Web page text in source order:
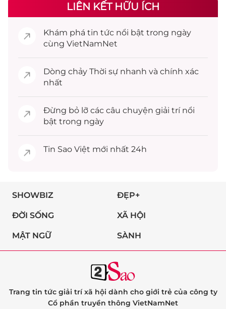
LIÊN KẾT HỮU ÍCH
Khám phá tin tức nổi bật trong ngày
cùng VietNamNet
Dòng chảy Thời sự nhanh và chính xác
nhất
Đừng bỏ lỡ các câu chuyện giải trínổi
bật trong ngày
Tin Sao Việt mới nhất 24h
SHOWBIZ ĐẸP+
ĐỜI SỐNG XÃ HỘI
MẬT NGỮ SÀNH
Trang tin tức giải trí xã hội dành cho giới trẻ của công ty
Cổ phần truyền thông VietNamNet